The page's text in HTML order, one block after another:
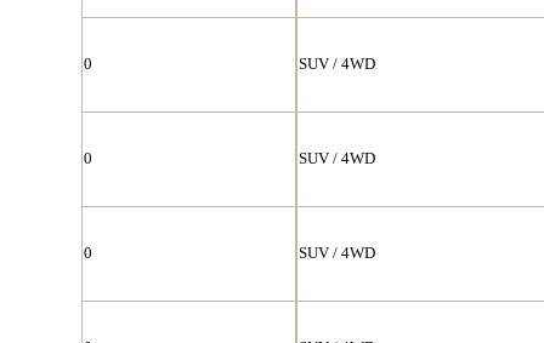
0 SUV / 4WD
0 SUV / 4WD
0 SUV / 4WD